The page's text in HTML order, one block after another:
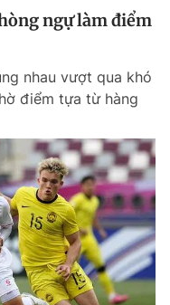
quảng cáo
ngự làm điểm
nhau vượt qua khó
điểm tựa từ hàng